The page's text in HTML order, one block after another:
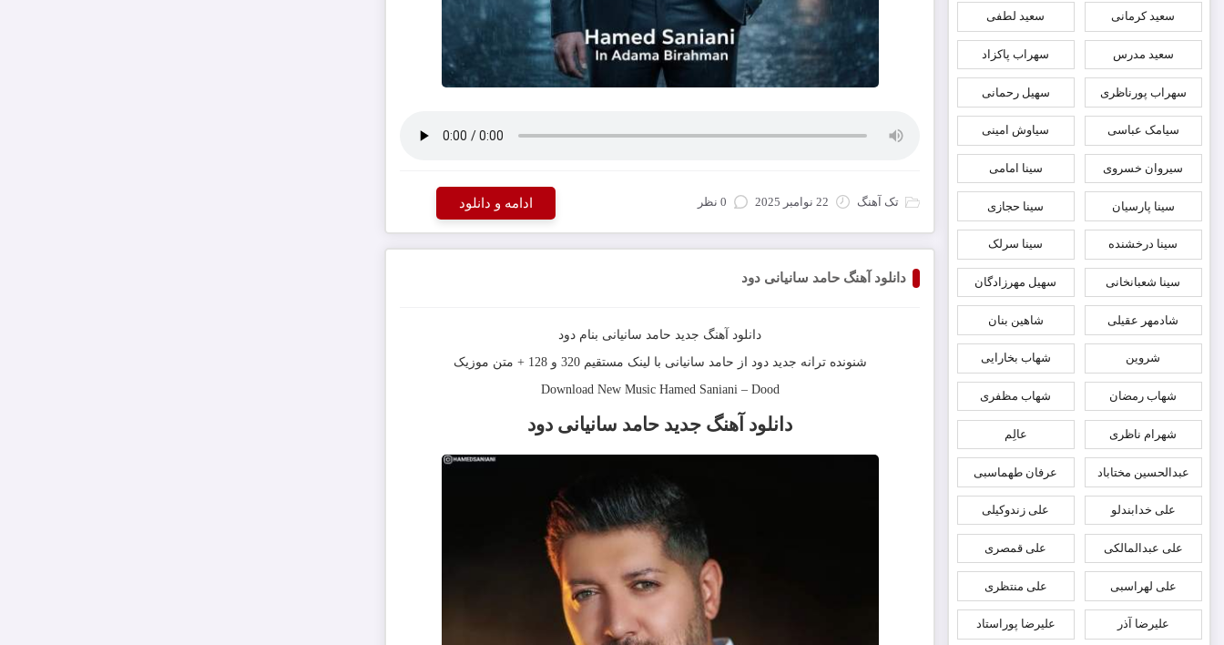
تک آهنگ 22 نوامبر 2025 0 نظر ادامه و دانلود
دانلود آهنگ حامد سانیانی دود
دانلود آهنگ جديد حامد سانیانی بنام دود
شنونده ترانه جدید دود از حامد سانیانی با لینک مستقیم 320 و 128 + متن موزیک
Download New Music Hamed Saniani – Dood
دانلود آهنگ جدید حامد سانیانی دود
سعید کرمانی سعید لطفی
سعید مدرس سهراب پاکزاد
سهراب پورناظری سهیل رحمانی
سیامک عباسی سیاوش امینی
سیروان خسروی سینا امامی
سینا پارسیان سینا حجازی
سینا درخشنده سینا سرلک
سینا شعبانخانی سهیل مهرزادگان
شادمهر عقیلی شاهین بنان
شروین شهاب بخارایی
شهاب رمضان شهاب مظفری
شهرام ناظری عالِم
عبدالحسین مختاباد عرفان طهماسبی
علی خدابندلو علی زندوکیلی
علی عبدالمالکی علی قمصری
علی لهراسبی علی منتظری
علیرضا آذر علیرضا پوراستاد